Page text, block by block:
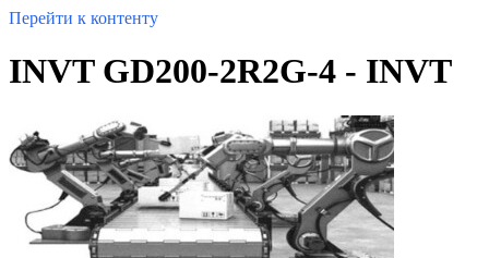
Перейти к контенту
INVT GD200-2R2G-4 - INVT